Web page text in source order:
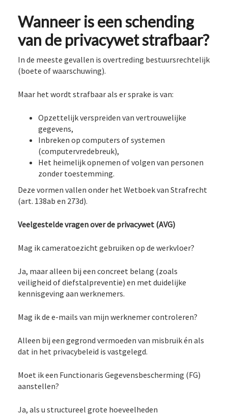
Wanneer is een schending
van de privacywet strafbaar?
In de meeste gevallen is overtreding bestuursrechtelijk
(boete of waarschuwing).
Maar het wordt strafbaar als er sprake is van:
Opzettelijk verspreiden van vertrouwelijke
gegevens,
Inbreken op computers of systemen
(computervredebreuk),
Het heimelijk opnemen of volgen van personen
zonder toestemming.
Deze vormen vallen onder het Wetboek van Strafrecht
(art. 138ab en 273d).
Veelgestelde vragen over de privacywet (AVG)
Mag ik cameratoezicht gebruiken op de werkvloer?
Ja, maar alleen bij een concreet belang (zoals
veiligheid of diefstalpreventie) en met duidelijke
kennisgeving aan werknemers.
Mag ik de e-mails van mijn werknemer controleren?
Alleen bij een gegrond vermoeden van misbruik én als
dat in het privacybeleid is vastgelegd.
Moet ik een Functionaris Gegevensbescherming (FG)
aanstellen?
Ja, als u structureel grote hoeveelheden